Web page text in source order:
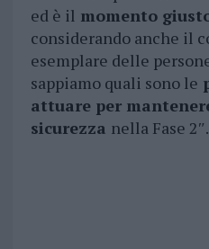
ed è il momento
considerando anche il
esemplare delle
sappiamo quali sono le
attuare per
sicurezza nella Fase 2″.